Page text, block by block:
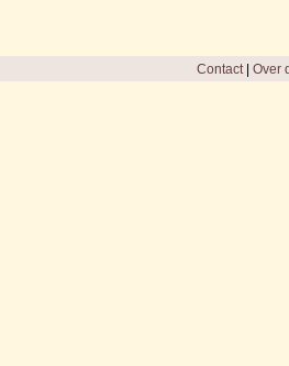
Contact| Over